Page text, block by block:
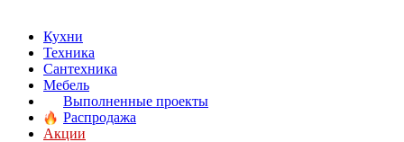
Кухни
Техника
Сантехника
Мебель
Выполненные проекты
Распродажа
Акции